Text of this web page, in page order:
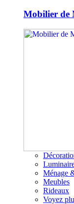
Mobilier de
Ménage
Meubles
Rideaux
Voyez